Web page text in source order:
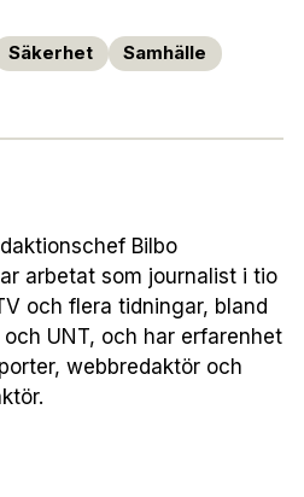
Säkerhet
Samhälle
Bilbo
arbetat som journalist i tio
och flera tidningar, bland
UNT, och har erfarenhet
webbredaktör och